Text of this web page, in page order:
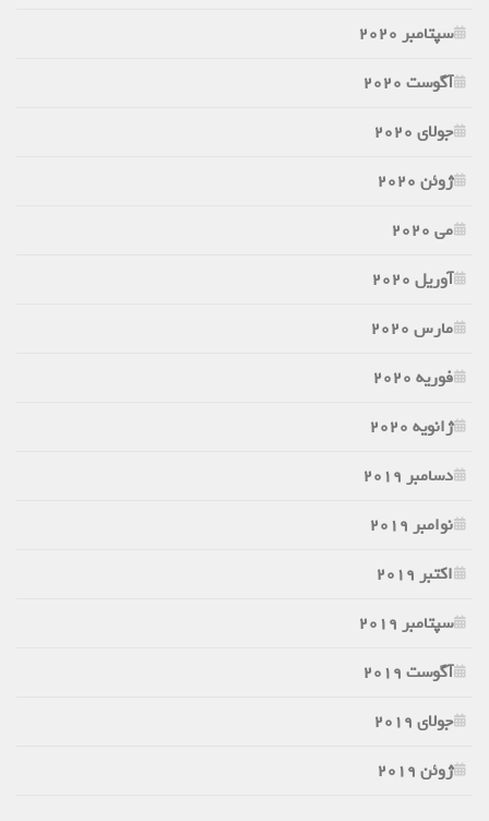
سپتامبر 2020
آگوست 2020
جولای 2020
ژوئن 2020
می 2020
آوریل 2020
مارس 2020
فوریه 2020
ژانویه 2020
دسامبر 2019
نوامبر 2019
اکتبر 2019
سپتامبر 2019
آگوست 2019
جولای 2019
ژوئن 2019